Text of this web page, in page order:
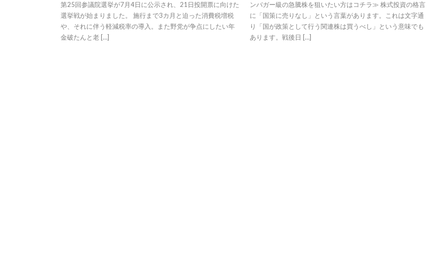
第25回参議院選挙が7月4日に公示され、21日投開票に向けた
選挙戦が始まりました。 施行まで3カ月と迫った消費税増税
や、それに伴う軽減税率の導入。また野党が争点にしたい年
金破たんと老 […]
ンバガー級の急騰株を狙いたい方はコチラ≫ 株式投資の格言
に「国策に売りなし」という言葉があります。これは文字通
り「国が政策として行う関連株は買うべし」という意味でも
あります。戦後日 […]